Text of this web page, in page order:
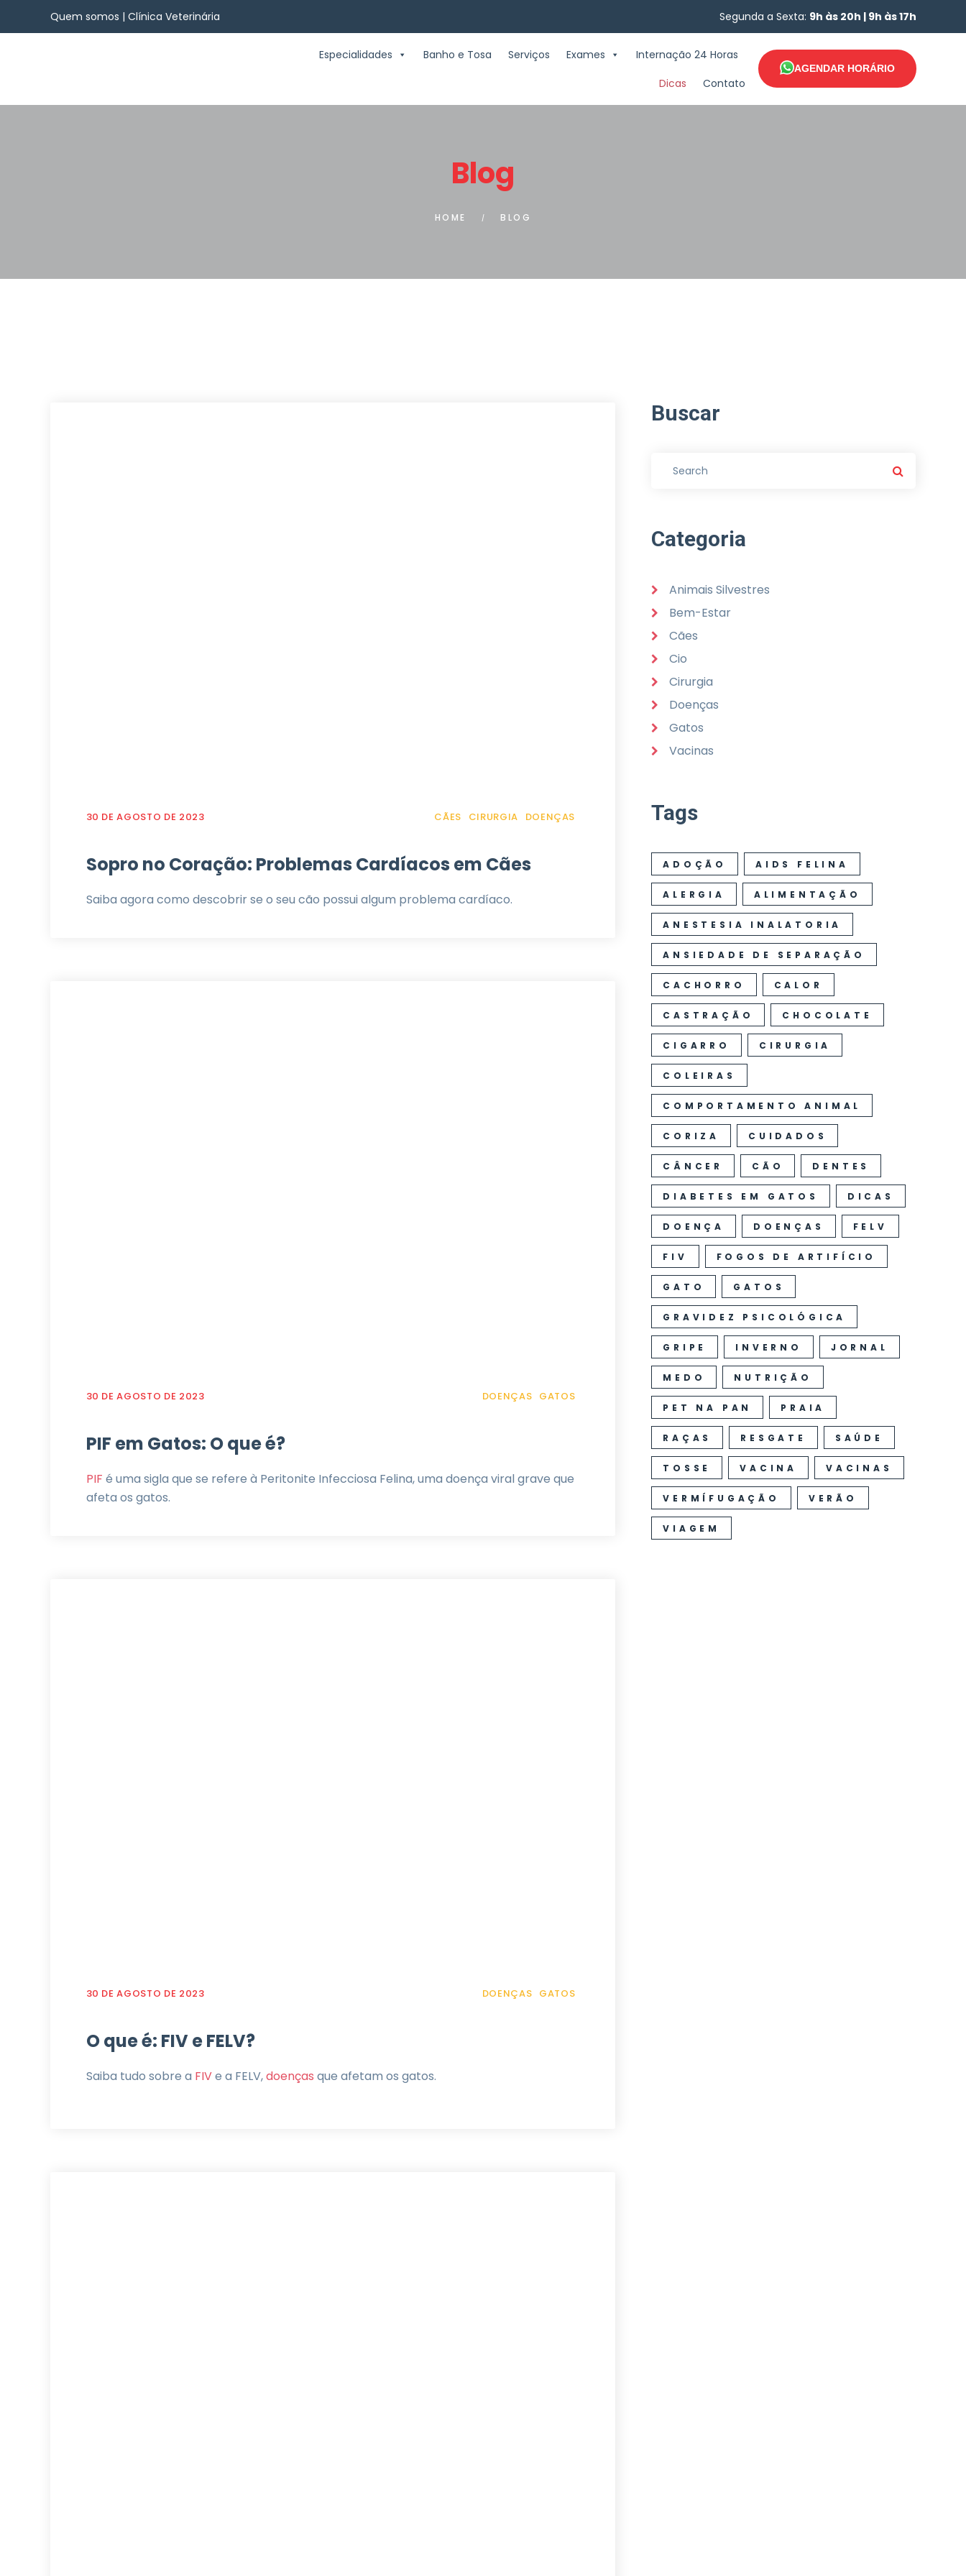
Quem somos | Clínica Veterinária Segunda a Sexta: 9h às 20h | 9h às 17h
Especialidades Banho e Tosa Serviços Exames
Internação 24 Horas
Dicas
Contato
AGENDAR HORÁRIO
Blog
HOME BLOG
30 DE AGOSTO DE 2023 CÃES CIRURGIA DOENÇAS
Sopro no Coração: Problemas Cardíacos em Cães
Saiba agora como descobrir se o seu cão possui algum problema cardíaco.
30 DE AGOSTO DE 2023 DOENÇAS GATOS
PIF em Gatos: O que é?
PIF é uma sigla que se refere à Peritonite Infecciosa Felina, uma doença viral grave que
afeta os gatos.
30 DE AGOSTO DE 2023 DOENÇAS GATOS
O que é: FIV e FELV?
Saiba tudo sobre a FIVe a FELV,doenças que afetam os gatos.
Buscar
Categoria
Animais Silvestres
Bem-Estar
Cães
Cio
Cirurgia
Doenças
Gatos
Vacinas
Tags
ADOÇÃO AIDS FELINA
ALERGIA ALIMENTAÇÃO
ANESTESIA INALATORIA
ANSIEDADE DE SEPARAÇÃO
CACHORRO CALOR
CASTRAÇÃO CHOCOLATE
CIGARRO CIRURGIA
COLEIRAS
COMPORTAMENTO ANIMAL
CORIZA CUIDADOS
CÂNCER CÃO DENTES
DIABETES EM GATOS DICAS
DOENÇA DOENÇAS FELV
FIV FOGOS DE ARTIFÍCIO
GATO GATOS
GRAVIDEZ PSICOLÓGICA
GRIPE INVERNO JORNAL
MEDO NUTRIÇÃO
PET NA PAN PRAIA
RAÇAS RESGATE SAÚDE
TOSSE VACINA VACINAS
VERMÍFUGAÇÃO VERÃO
VIAGEM